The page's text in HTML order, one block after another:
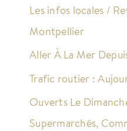
Les infos locales /
Montpellier
Aller À La Mer
Trafic routier :
Ouverts Le
Supermarchés,